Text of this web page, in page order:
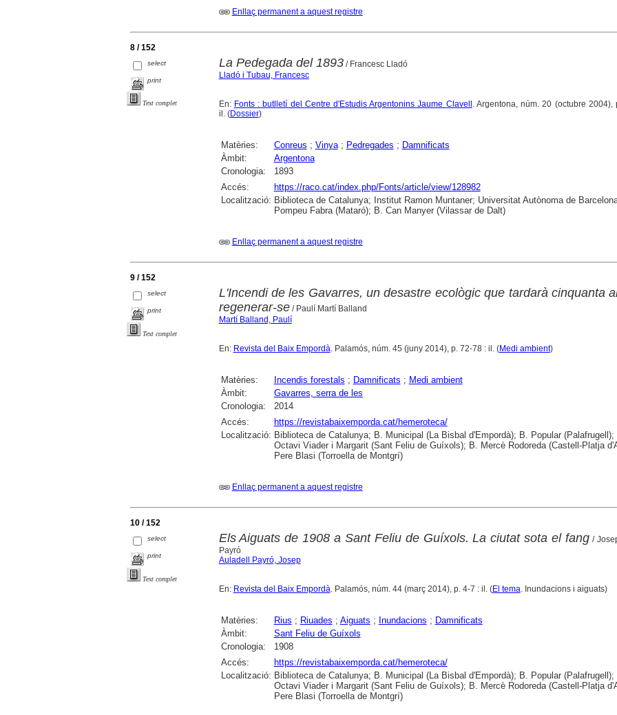
Enllaç permanent a aquest registre
8 / 152
select
print
Text complet
La Pedegada del 1893/ Francesc Lladó
Lladó i Tubau, Francesc
En: Fonts : butlletí del Centre d'Estudis Argentonins Jaume Clavell . Argentona, núm. 20 (octubre 2004),
il. (Dossier)
Matèries: Conreus ; Vinya; Pedregades ; Damnificats
Àmbit:
Argentona
Cronologia:
1893
Accés:
https://raco.cat/index.php/Fonts/article/view/128982
Localització: Biblioteca de Catalunya; Institut Ramon Muntaner; Universitat Autònoma de
Pompeu Fabra (Mataró); B. Can Manyer (Vilassar de Dalt)
Enllaç permanent a aquest registre
9 / 152
select
print
Text complet
L'Incendi de les Gavarres, un desastre ecològic que tardarà cinquanta
regenerar-se/ Paulí Martí Balland
Martí Balland, Paulí
En: Revista del Baix Empordà. Palamós, núm. 45 (juny 2014), p. 72-78 : il. (Medi ambient)
Matèries: Incendis forestals ; Damnificats ; Medi ambient
Àmbit:
Gavarres, serra de les
Cronologia:
2014
Accés:
https://revistabaixemporda.cat/hemeroteca/
Localització: Biblioteca de Catalunya; B. Municipal (La Bisbal d'Empordà); B. Popular (Palafrugell);
Octavi Viader i Margarit (Sant Feliu de Guíxols); B. Mercè Rodoreda (Castell-Platja
Pere Blasi (Torroella de Montgrí)
Enllaç permanent a aquest registre
10 / 152
select
print
Text complet
Els Aiguats de 1908 a Sant Feliu de Guíxols. La ciutat sota el fang/
Payró
Auladell Payró, Josep
En: Revista del Baix Empordà. Palamós, núm. 44 (març 2014), p. 4-7 : il. (El tema. Inundacions i aiguats)
Matèries: Rius ; Riuades ; Aiguats ; Inundacions ; Damnificats
Àmbit:
Sant Feliu de Guíxols
Cronologia:
1908
Accés:
https://revistabaixemporda.cat/hemeroteca/
Localització: Biblioteca de Catalunya; B. Municipal (La Bisbal d'Empordà); B. Popular (Palafrugell);
Octavi Viader i Margarit (Sant Feliu de Guíxols); B. Mercè Rodoreda (Castell-Platja
Pere Blasi (Torroella de Montgrí)